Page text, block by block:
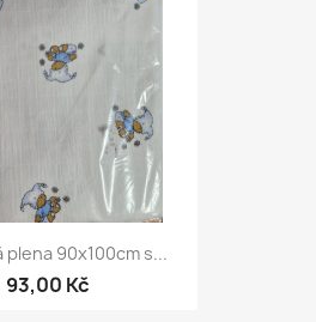
plena 90x100cm s...
93,00 Kč